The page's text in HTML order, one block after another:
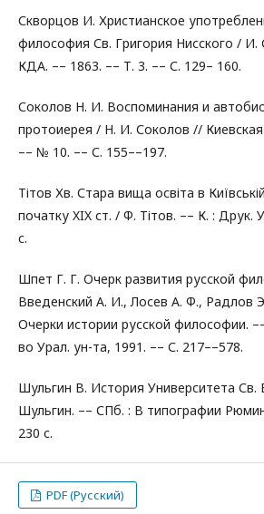
Скворцов И. Христианское
философия Св. Григория Нисского /
КДА. –– 1863. –– Т. 3. –– С. 129– 160.
Соколов Н. И. Воспоминания и
протоиерея / Н. И. Соколов // Киевская
–– № 10. –– С. 155––197.
Тітов Хв. Стара вища освіта в
початку XIX ст. / Ф. Тітов. –– К. : Друк.
с.
Шпет Г. Г. Очерк развития русской
Введенский А. И., Лосев А. Ф., Радлов
Очерки истории русской философии.
во Урал. ун-та, 1991. –– С. 217––578.
Шульгин В. История Университета
Шульгин. –– СПб. : В типографии
230 с.
PDF (Русский)